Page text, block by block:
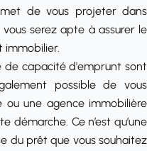
de vous projeter dans
serez apte à assurer le
immobilier.
de capacité d'emprunt sont
possible de vous
ou une agence immobilière
démarche. Ce n’est qu’une
du prêt que vous souhaitez